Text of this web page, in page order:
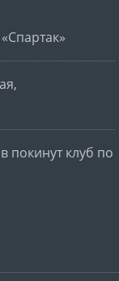
покинут клуб по